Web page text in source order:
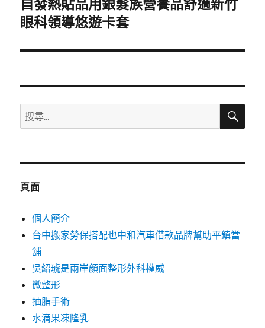
下
一
文
自發熱貼品用銀髮族營養品舒適新竹
眼科領導悠遊卡套
搜
尋
鍵
搜
頁面
個人簡介
台中搬家勞保搭配也中和汽車借款品牌幫助平鎮當
舖
吳紹琥是兩岸顏面整形外科權威
微整形
抽脂手術
水滴果凍隆乳